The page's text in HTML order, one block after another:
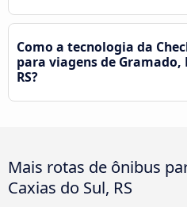
Como a tecnologia da
para viagens de Gramado,
RS?
Mais rotas de ônibus
Caxias do Sul, RS